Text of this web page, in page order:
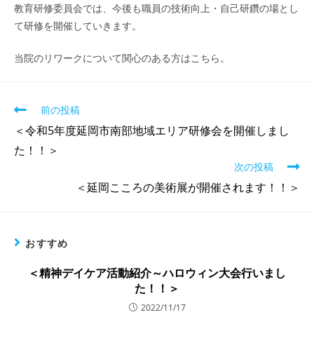
教育研修委員会では、今後も職員の技術向上・自己研鑽の場とし
て研修を開催していきます。
当院のリワークについて関心のある方はこちら。
前の投稿
＜令和5年度延岡市南部地域エリア研修会を開催しまし
た！！＞
次の投稿
＜延岡こころの美術展が開催されます！！＞
おすすめ
＜精神デイケア活動紹介～ハロウィン大会行いまし
た！！＞
2022/11/17